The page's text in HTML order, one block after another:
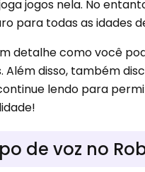
jogos nela. No
para todas as idades
detalhe como você
disso, também
lendo para
de voz no